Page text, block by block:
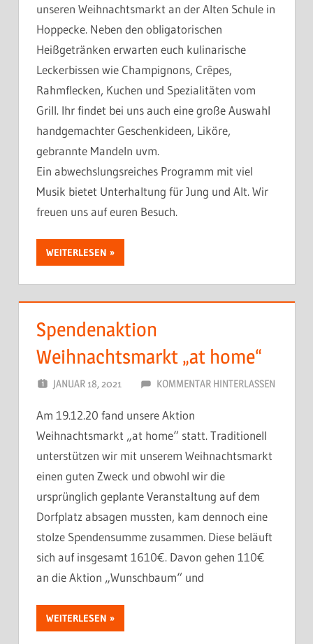
unseren Weihnachtsmarkt an der Alten Schule in
Hoppecke. Neben den obligatorischen
Heißgetränken erwarten euch kulinarische
Leckerbissen wie Champignons, Crêpes,
Rahmflecken, Kuchen und Spezialitäten vom
Grill. Ihr findet bei uns auch eine große Auswahl
handgemachter Geschenkideen, Liköre,
gebrannte Mandeln uvm.
Ein abwechslungsreiches Programm mit viel
Musik bietet Unterhaltung für Jung und Alt. Wir
freuen uns auf euren Besuch.
WEITERLESEN
Spendenaktion
Weihnachtsmarkt „at home“
JANUAR 18, 2021 DORFJUGEND
KOMMENTAR HINTERLASSEN
Am 19.12.20 fand unsere Aktion
Weihnachtsmarkt „at home“ statt. Traditionell
unterstützen wir mit unserem Weihnachtsmarkt
einen guten Zweck und obwohl wir die
ursprünglich geplante Veranstaltung auf dem
Dorfplatz absagen mussten, kam dennoch eine
stolze Spendensumme zusammen. Diese beläuft
sich auf insgesamt 1610€. Davon gehen 110€
an die Aktion „Wunschbaum“ und
WEITERLESEN